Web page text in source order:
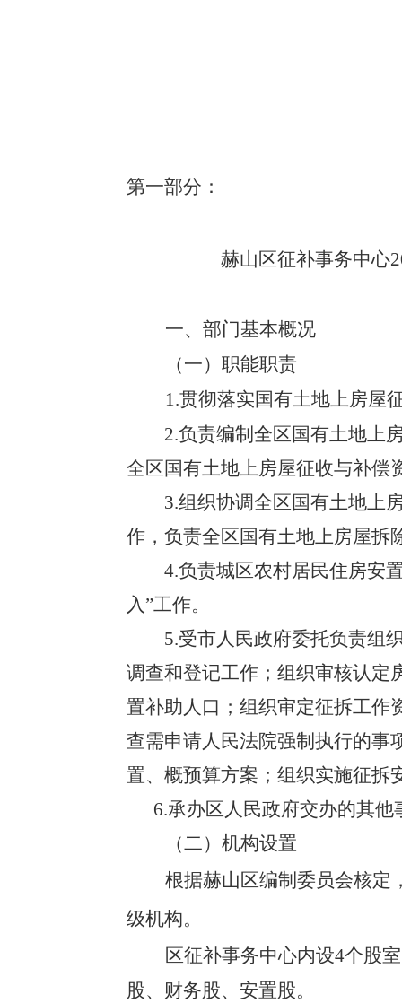
第一部分：
赫山区征补事务中心
一、部门基本概况
（一）职能职责
1.贯彻落实国有土地上房屋
2.负责编制全区国有土地上
全区国有土地上房屋征收与补偿
3.组织协调全区国有土地上
作，负责全区国有土地上房屋拆
4.负责城区农村居民住房安
入”工作。
5.受市人民政府委托负责组
调查和登记工作；组织审核认定
置补助人口；组织审定征拆工作
查需申请人民法院强制执行的事
置、概预算方案；组织实施征拆
6.承办区人民政府交办的其他
（二）机构设置
根据赫山区编制委员会核定
级机构。
区征补事务中心内设4个股
股、财务股、安置股。